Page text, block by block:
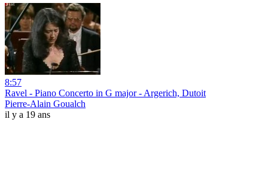
8:57
Ravel - Piano Concerto in G major - Argerich, Dutoit
Pierre-Alain Goualch
il y a 19 ans